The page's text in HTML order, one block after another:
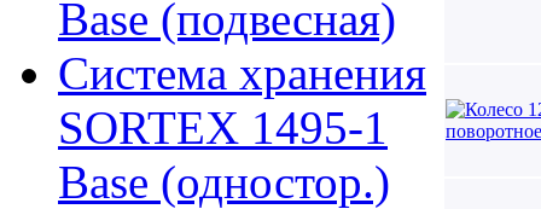
Base (подвесная)
Система хранения
SORTEX 1495-1
Base (одностор.)